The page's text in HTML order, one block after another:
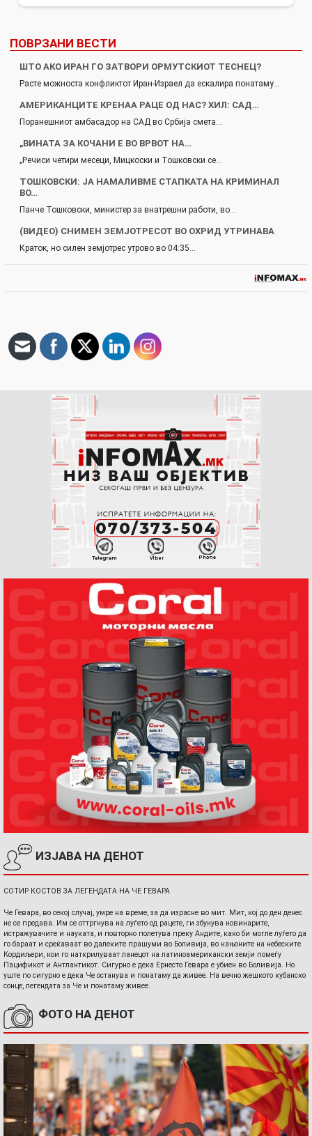
ПОВРЗАНИ ВЕСТИ
ШТО АКО ИРАН ГО ЗАТВОРИ ОРМУТСКИОТ ТЕСНЕЦ?
Расте можноста конфликтот Иран-Израел да ескалира понатаму…
AМЕРИКАНЦИТЕ КРЕНАА РАЦЕ ОД НАС? ХИЛ: САД…
Поранешниот амбасадор на САД во Србија смета…
„ВИНАТА ЗА КОЧАНИ Е ВО ВРВОТ НА…
„Речиси четири месеци, Мицкоски и Тошковски се…
ТОШКОВСКИ: ЈА НАМАЛИВМЕ СТАПКАТА НА КРИМИНАЛ
ВО…
Панче Тошковски, министер за внатрешни работи, во…
(ВИДЕО) СНИМЕН ЗЕМЈОТРЕСОТ ВО ОХРИД УТРИНАВА
Краток, но силен земјотрес утрово во 04:35…
ИЗЈАВА НА ДЕНОТ
СОТИР КОСТОВ ЗА ЛЕГЕНДАТА НА ЧЕ ГЕВАРА
Че Гевара, во секој случај, умре на време, за да израсне во мит. Мит, кој до ден денес
не се предава. Им се оттргнува на луѓето од рацете, ги збунува новинарите,
истражувачите и науката, и повторно полетува преку Андите, како би могле луѓето да
го бараат и среќаваат во далеките прашуми во Боливија, во кањоните на небеските
Кордиљери, кои го наткрилуваат ланецот на латиноамерикански земји помеѓу
Пацификот и Антлантикот. Сигурно е дека Ернесто Гевара е убиен во Боливија. Но
уште по сигурно е дека Че останува и понатаму да живее. На вечно жешкото кубанско
сонце, легендата за Че и понатаму живее.
ФОТО НА ДЕНОТ